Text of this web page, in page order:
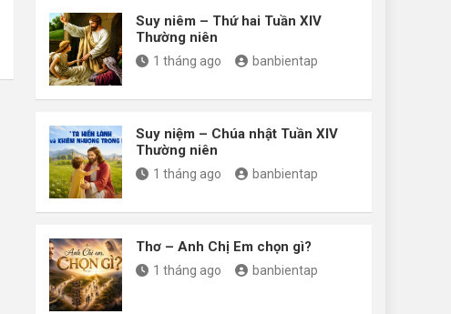
Suy niêm – Thứ hai Tuần XIV
Thường niên
1 tháng ago banbientap
Suy niệm – Chúa nhật Tuần XIV
Thường niên
1 tháng ago banbientap
Thơ – Anh Chị Em chọn gì?
1 tháng ago banbientap